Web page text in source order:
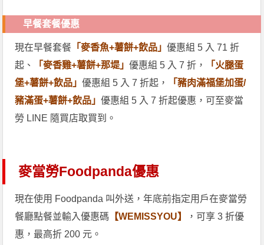
早餐套餐優惠
現在早餐套餐 「麥香魚+薯餅+飲品」優惠組 5 入 71 折
起、
「麥香雞+薯餅+那堤」優惠組 5 入 7 折，
「火腿蛋
堡+薯餅+飲品」優惠組 5 入 7 折起，
「豬肉滿福堡加蛋/
豬滿蛋+薯餅+飲品」優惠組 5 入 7 折起優惠，可至麥當
勞 LINE 隨買店取買到。
麥當勞Foodpanda優惠
現在使用 Foodpanda 叫外送，年底前指定用戶在麥當勞
餐廳點餐並輸入優惠碼 【WEMISSYOU】
，可享 3 折優
惠，最高折 200 元。